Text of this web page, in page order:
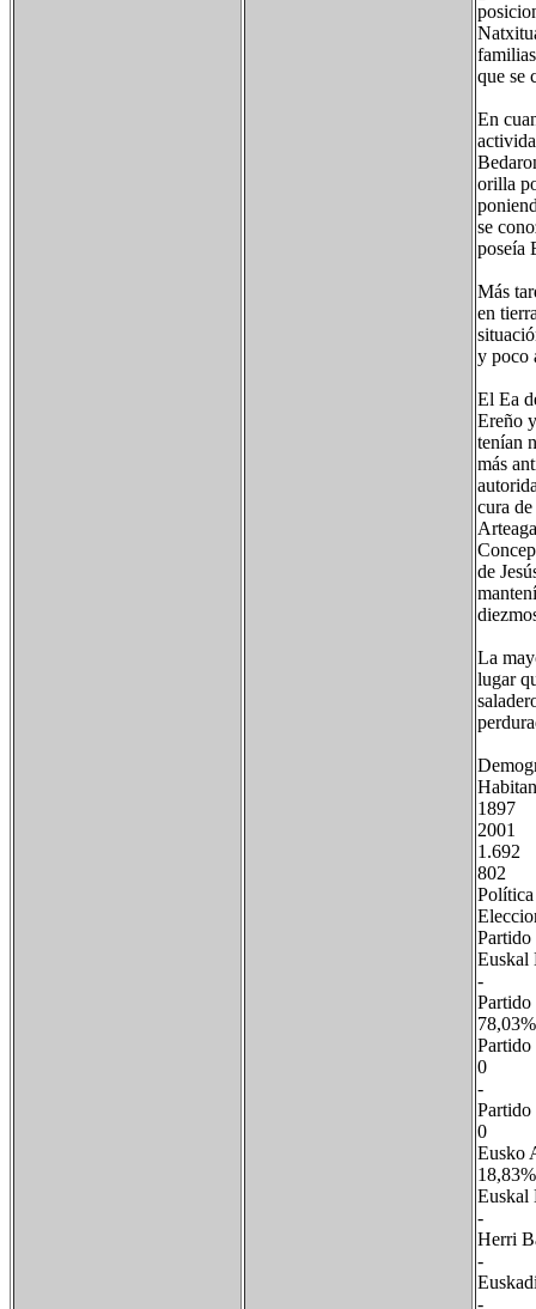
que se
En
orilla
se
poseía
Más
en
y poco
El Ea
Ereño
tenían
más
cura
de
La
lugar
2001
802
-
0
-
0
-
- -
-